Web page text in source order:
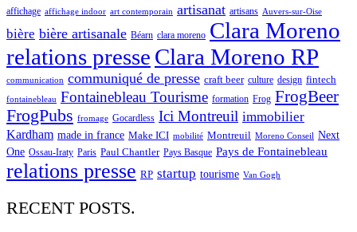
affichage affichage indoor art contemporain artisanat artisans Auvers-sur-Oise
bière bière artisanale Béarn clara moreno Clara Moreno
relations presse Clara Moreno RP
communication communiqué de presse craft beer culture design fintech
fontainebleau Fontainebleau Tourisme formation Frog FrogBeer
FrogPubs fromage Gocardless Ici Montreuil immobilier
Kardham made in france Make ICI mobilité Montreuil Moreno Conseil Next
One Ossau-Iraty Paris Paul Chantler Pays Basque Pays de Fontainebleau
relations presse RP startup tourisme Van Gogh
RECENT POSTS.